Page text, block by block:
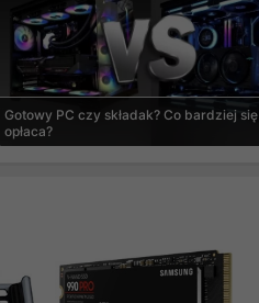
Gotowy PC czy składak? Co bardziej się
opłaca?